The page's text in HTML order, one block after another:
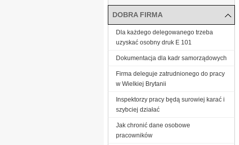
DOBRA FIRMA
Dla każdego delegowanego trzeba
uzyskać osobny druk E 101
Dokumentacja dla kadr samorządowych
Firma deleguje zatrudnionego do pracy
w Wielkiej Brytanii
Inspektorzy pracy będą surowiej karać i
szybciej działać
Jak chronić dane osobowe
pracowników